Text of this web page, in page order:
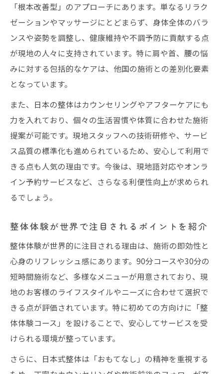
整体体験がアジア市場で人気を集める背景
整体大手が提供する安心感とその効果を考
察
アジアで受け入れられる整体サービスの特
徴
現地人材育成が導くグローバル成功例
現地スタッフ育成が整体展開の鍵となる理
由
整体大手が実践する人材教育の成功事例紹
介
現地人材活用で生まれる独自サービスの強
み
ーリー
海外展開で人材育成が業績に与える影響を
考察
「根本改善型」のアプローチにあります。単なるリラク
ゼーションやマッサージにとどまらず、身体全体のバラ
ンスや姿勢を調整し、健康維持や不調予防に貢献する点
が現地の人々に支持されています。特に肩や首、腰の悩
みに対する包括的なケアは、他国の施術との差別化要素
となっています。
また、日本の整体はカウンセリングやアフターケアにも
力を入れており、個々の生活習慣や体質に合わせた施術
提案が可能です。現地スタッフへの技術研修や、サービ
ス品質の標準化も進められているため、安心して利用で
きる点も人気の理由です。今後は、現地語対応やオンラ
イン予約サービスなど、さらなる利便性向上が求められ
るでしょう。
整体体験が世界で注目されるポイントを紹介
整体体験が世界的に注目される理由は、施術の即効性と
心身のリフレッシュ感にあります。90分コースや30分の
短時間施術など、多様なメニューが用意されており、現
地のお客様のライフスタイルやニーズに合わせて選択で
きる点が評価されています。特に初めての方向けに「整
体体験コース」を設けることで、安心してサービスを受
けられる環境が整っています。
さらに、日本式整体は「おもてなし」の精神を重視する